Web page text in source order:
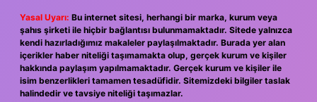
Yasal Uyarı: Bu internet sitesi, herhangi bir marka, kurum veya
şahıs şirketi ile hiçbir bağlantısı bulunmamaktadır. Sitede yalnızca
kendi hazırladığımız makaleler paylaşılmaktadır. Burada yer alan
içerikler haber niteliği taşımamakta olup, gerçek kurum ve kişiler
hakkında paylaşım yapılmamaktadır. Gerçek kurum ve kişiler ile
isim benzerlikleri tamamen tesadüfidir. Sitemizdeki bilgiler taslak
halindedir ve tavsiye niteliği taşımazlar.